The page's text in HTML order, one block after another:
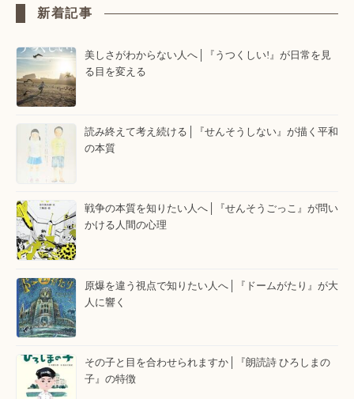
新着記事
美しさがわからない人へ│『うつくしい!』が日常を見
る目を変える
読み終えて考え続ける│『せんそうしない』が描く平和
の本質
戦争の本質を知りたい人へ│『せんそうごっこ』が問い
かける人間の心理
原爆を違う視点で知りたい人へ│『ドームがたり』が大
人に響く
その子と目を合わせられますか│『朗読詩 ひろしまの
子』の特徴